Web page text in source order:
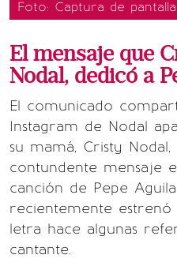
Foto: Captura de pantalla
El mensaje que
Nodal, dedicó a
El comunicado
Instagram de Nodal
su mamá, Cristy
contundente mensaje
canción de Pepe
recientemente estrenó
letra hace algunas
cantante.